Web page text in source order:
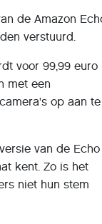
de Amazon
verstuurd.
voor 99,99 euro
met een
op aan te
van de Echo
kent. Zo is het
niet hun stem